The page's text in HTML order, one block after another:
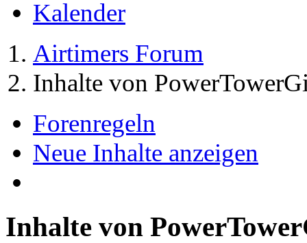
Kalender
Airtimers Forum
Inhalte von
Forenregeln
Neue Inhalte anzeigen
Inhalte von